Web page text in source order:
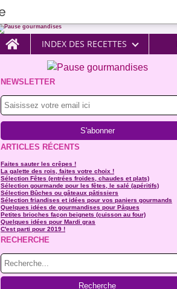
Home
INDEX DES RECETTES
NEWSLETTER
ARTICLES RÉCENTS
Faites sauter les crêpes !
La galette des rois, faites votre choix !
Sélection Fêtes (entrées froides, chaudes et plats)
Sélection gourmande pour les fêtes, le salé (apéritifs)
Sélection Bûches ou gâteaux pâtissiers
Sélection friandises et idées pour vos paniers gourmands
Quelques idées de gourmandises pour Pâques
Petites brioches façon beignets (cuisson au four)
Quelques idées pour Mardi gras
C'est parti pour 2019 !
RECHERCHE